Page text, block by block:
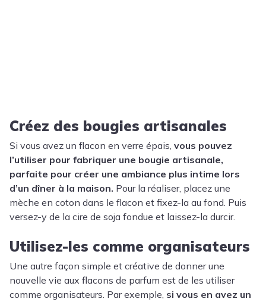
Créez des bougies artisanales
Si vous avez un flacon en verre épais, vous pouvez
l’utiliser pour fabriquer une bougie artisanale,
parfaite pour créer une ambiance plus intime lors
d’un dîner à la maison. Pour la réaliser, placez une
mèche en coton dans le flacon et fixez-la au fond. Puis
versez-y de la cire de soja fondue et laissez-la durcir.
Utilisez-les comme organisateurs
Une autre façon simple et créative de donner une
nouvelle vie aux flacons de parfum est de les utiliser
comme organisateurs. Par exemple, si vous en avez un